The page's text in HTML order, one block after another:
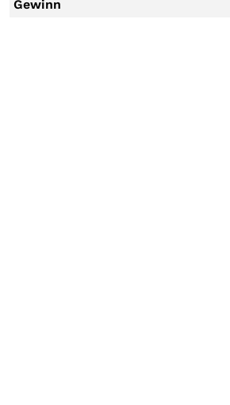
Gewinn